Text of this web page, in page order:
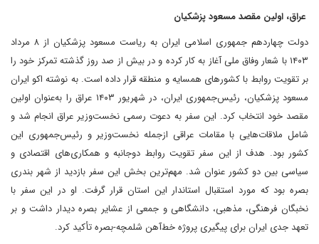
عراق، اولین مقصد مسعود پزشکیان
دولت چهاردهم جمهوری اسلامی ایران به ریاست مسعود پزشکیان از ۸ مرداد
۱۴۰۳ با شعار وفاق ملی آغاز به کار کرده و در بیش از صد روز گذشته تمرکز خود را
بر تقویت روابط با کشورهای همسایه و منطقه قرار داده است. به نوشته اکو ایران
مسعود پزشکیان، رئیس‌جمهوری ایران، در شهریور ۱۴۰۳ عراق را به‌عنوان اولین
مقصد خود انتخاب کرد. این سفر به دعوت رسمی نخست‌وزیر عراق انجام شد و
شامل ملاقات‌هایی با مقامات عراقی ازجمله نخست‌وزیر و رئیس‌جمهوری این
کشور بود. هدف از این سفر تقویت روابط دوجانبه و همکاری‌های اقتصادی و
سیاسی بین دو کشور عنوان شد. مهم‌ترین بخش این سفر بازدید از شهر بندری
بصره بود که مورد استقبال استاندار این استان قرار گرفت. او در این سفر با
نخبگان فرهنگی، مذهبی، دانشگاهی و جمعی از عشایر بصره دیدار داشت و بر
تعهد جدی ایران برای پیگیری پروژه خط‌آهن شلمچه-بصره تأکید کرد.